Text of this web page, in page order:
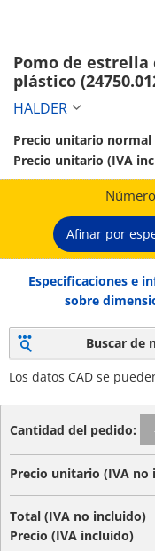
Pomo de
plástico
HALDER
Precio unitario normal
Precio unitario (IVA
Afinar por
Especificaciones e
sobre
Buscar de
Los datos CAD se
Cantidad del pedido:
Precio unitario (IVA no
Total (IVA no incluido)
Precio (IVA incluido)